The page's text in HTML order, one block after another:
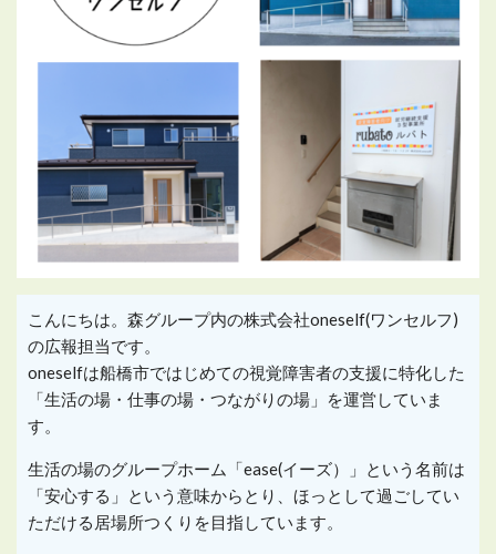
こんにちは。森グループ内の株式会社oneself(ワンセルフ)
の広報担当です。
oneselfは船橋市ではじめての視覚障害者の支援に特化した
「生活の場・仕事の場・つながりの場」を運営していま
す。
生活の場のグループホーム「ease(イーズ）」という名前は
「安心する」という意味からとり、ほっとして過ごしてい
ただける居場所つくりを目指しています。